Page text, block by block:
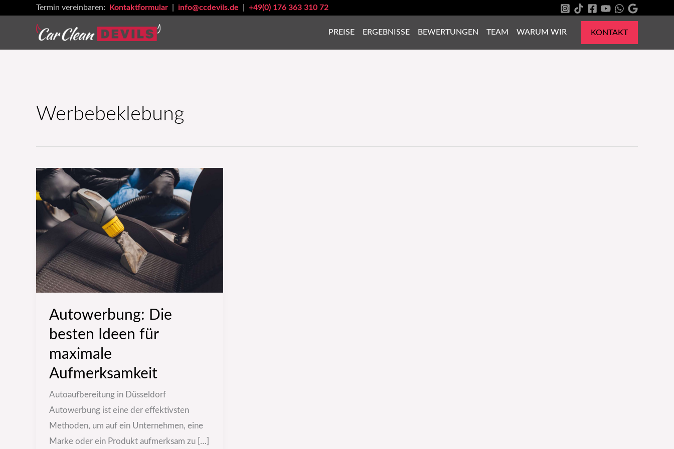
Termin vereinbaren: Kontaktformular info@ccdevils.de +49(0) 176 363 310 72
PREISE ERGEBNISSE BEWERTUNGEN TEAM WARUM WIR KONTAKT
Werbebeklebung
Autowerbung: Die
besten Ideen für
maximale
Aufmerksamkeit
Autoaufbereitung in Düsseldorf
Autowerbung ist eine der effektivsten
Methoden, um auf ein Unternehmen, eine
Marke oder ein Produkt aufmerksam zu […]
Autowerbung:
Die
besten
Ideen
maximale
Aufmerksamkeit